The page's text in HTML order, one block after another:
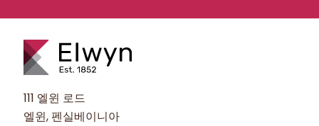
111 엘윈 로드
엘윈, 펜실베이니아